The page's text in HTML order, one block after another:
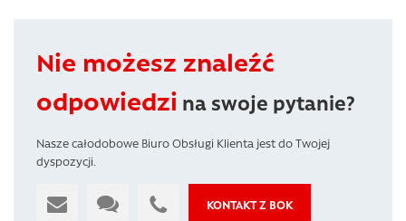
Nie możesz znaleźć
odpowiedzi na swoje pytanie?
Nasze całodobowe Biuro Obsługi Klienta jest do Twojej
dyspozycji.
KONTAKT Z BOK